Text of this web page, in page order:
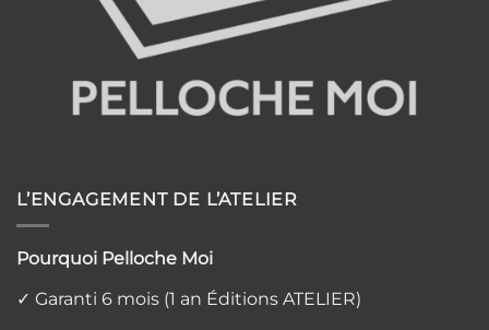
L’ENGAGEMENT DE L’ATELIER
Pourquoi Pelloche Moi
✓ Garanti 6 mois (1 an Éditions ATELIER)